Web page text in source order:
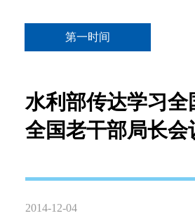
第一时间
水利部传达学习
全国老干部局长会
2014-12-04